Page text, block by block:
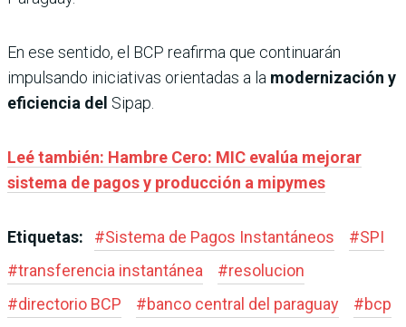
En ese sentido, el BCP reafirma que continuarán
impulsando iniciativas orientadas a la modernización y
eficiencia del Sipap.
Leé también: Hambre Cero: MIC evalúa mejorar
sistema de pagos y producción a mipymes
Etiquetas: #Sistema de Pagos Instantáneos #SPI
#transferencia instantánea #resolucion
#directorio BCP #banco central del paraguay #bcp